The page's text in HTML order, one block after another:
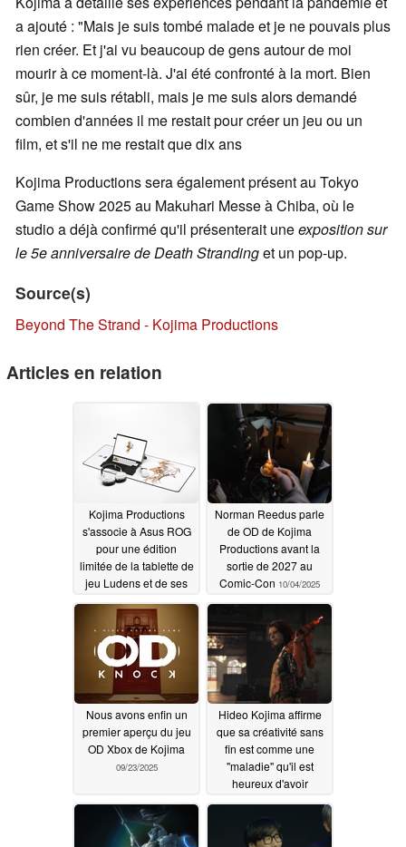
a ajouté : "Mais je suis tombé malade et je ne pouvais plus
rien créer. Et j'ai vu beaucoup de gens autour de moi
mourir à ce moment-là. J'ai été confronté à la mort. Bien
sûr, je me suis rétabli, mais je me suis alors demandé
combien d'années il me restait pour créer un jeu ou un
film, et s'il ne me restait que dix ans
Kojima Productions sera également présent au Tokyo
Game Show 2025 au Makuhari Messe à Chiba, où le
studio a déjà confirmé qu'il présenterait uneexposition sur
le 5e anniversaire de Death Strandinget un pop-up.
Source(s)
Beyond The Strand - Kojima Productions
Articles en relation
Kojima Productions
s'associe à Asus ROG
pour une édition
limitée de la tablette de
jeu Ludens et de ses
périphériques01/08/2026
Norman Reedus parle
de OD de Kojima
Productions avant la
sortie de 2027 au
Comic-Con 10/04/2025
Nous avons enfin un
premier aperçu du jeu
OD Xbox de Kojima
09/23/2025
Hideo Kojima affirme
que sa créativité sans
fin est comme une
"maladie" qu'il est
heureux d'avoir
09/15/2025